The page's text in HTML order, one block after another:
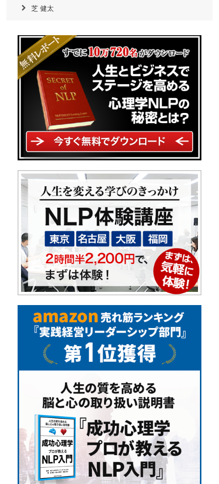
芝 健太